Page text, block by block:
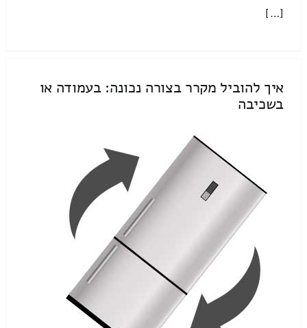
[…]
איך להוביל מקרר בצורה נכונה: בעמודה או
בשכיבה